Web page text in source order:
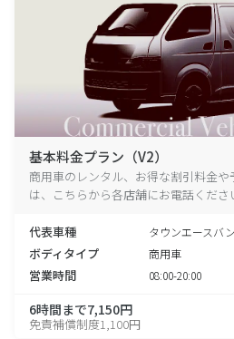
基本料金プラン（V2）
商用車のレンタル、お得な割引料金
は、こちらから各店舗にお電話くださ
代表車種 タウンエースバ
ボディタイプ 商用車
営業時間 08:00-20:00
6時間まで7,150円
免責補償制度1,100円